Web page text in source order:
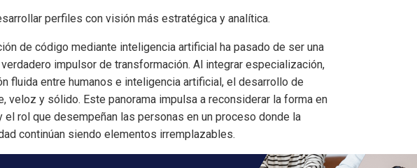
perfiles con visión más estratégica y analítica.
de código mediante inteligencia artificial ha pasado de ser una
impulsor de transformación. Al integrar especialización,
fluida entre humanos e inteligencia artificial, el desarrollo de
veloz y sólido. Este panorama impulsa a reconsiderar la forma en
rol que desempeñan las personas en un proceso donde la
continúan siendo elementos irremplazables.